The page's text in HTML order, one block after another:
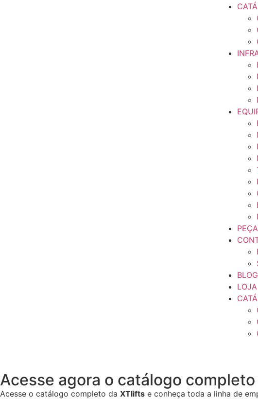
BLOG
LOJA
Acesse agora o catálogo
Acesse o catálogo completo da XTlifts e conheça toda a linha de